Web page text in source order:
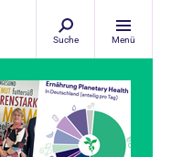
Suche Menü